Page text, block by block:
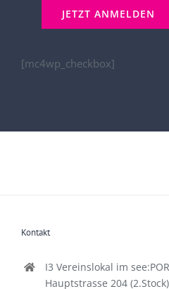
Hauptstrasse 204 (2.Stock)
9210 Pörtschach